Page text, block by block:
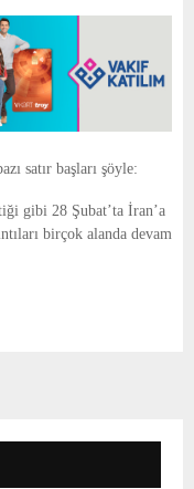
satır başları şöyle:
gibi 28 Şubat’ta İran’a
birçok alanda devam